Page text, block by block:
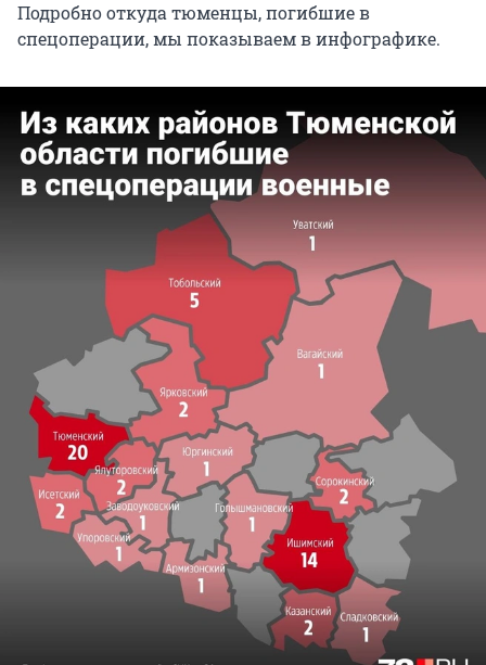
Подробно откуда тюменцы, погибшие в
спецоперации, мы показываем в инфографике.